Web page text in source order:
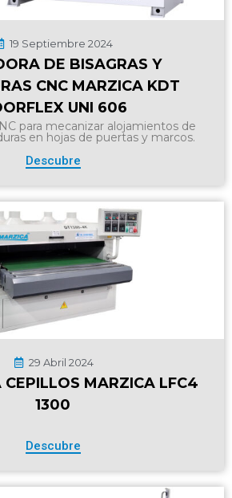
19 Septiembre 2024
DE BISAGRAS Y
CNC MARZICA KDT
UNI 606
para mecanizar alojamientos de
en hojas de puertas y marcos.
Descubre
29 Abril 2024
MARZICA LFC4
1300
Descubre